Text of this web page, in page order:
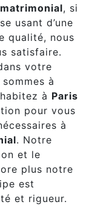
, si
usant d’une
qualité, nous
satisfaire.
votre
à
à Paris
pour vous
à
. Notre
et le
plus notre
est
et rigueur.